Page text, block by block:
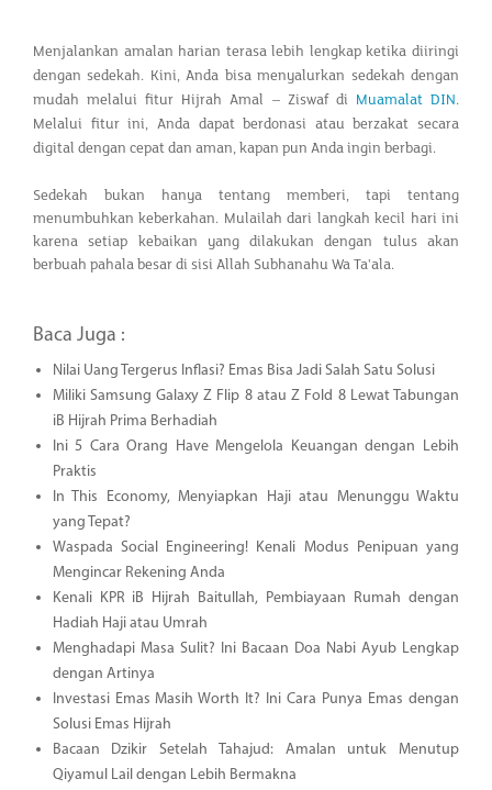
Menjalankan amalan harian terasa lebih lengkap ketika diiringi
dengan sedekah. Kini, Anda bisa menyalurkan sedekah dengan
mudah melalui fitur Hijrah Amal – Ziswaf di Muamalat DIN.
Melalui fitur ini, Anda dapat berdonasi atau berzakat secara
digital dengan cepat dan aman, kapan pun Anda ingin berbagi.
Sedekah bukan hanya tentang memberi, tapi tentang
menumbuhkan keberkahan. Mulailah dari langkah kecil hari ini
karena setiap kebaikan yang dilakukan dengan tulus akan
berbuah pahala besar di sisi Allah Subhanahu Wa Ta'ala.
Baca Juga :
Nilai Uang Tergerus Inflasi? Emas Bisa Jadi Salah Satu Solusi
Miliki Samsung Galaxy Z Flip 8 atau Z Fold 8 Lewat Tabungan
iB Hijrah Prima Berhadiah
Ini 5 Cara Orang Have Mengelola Keuangan dengan Lebih
Praktis
In This Economy, Menyiapkan Haji atau Menunggu Waktu
yang Tepat?
Waspada Social Engineering! Kenali Modus Penipuan yang
Mengincar Rekening Anda
Kenali KPR iB Hijrah Baitullah, Pembiayaan Rumah dengan
Hadiah Haji atau Umrah
Menghadapi Masa Sulit? Ini Bacaan Doa Nabi Ayub Lengkap
dengan Artinya
Investasi Emas Masih Worth It? Ini Cara Punya Emas dengan
Solusi Emas Hijrah
Bacaan Dzikir Setelah Tahajud: Amalan untuk Menutup
Qiyamul Lail dengan Lebih Bermakna